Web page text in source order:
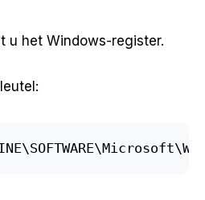
u het Windows-register.